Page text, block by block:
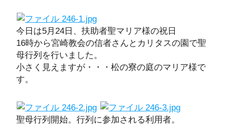
今日は5月24日、扶助者聖マリア様の祝日
16時から宮崎教会の信者さんとカリタスの園で聖
母行列を行いました。
小さく見えますが・・・松の寮の庭のマリア様で
す。
聖母行列開始。行列に参加される利用者。